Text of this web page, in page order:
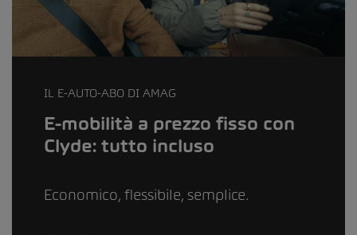
IL E-AUTO-ABO DI AMAG
E-mobilità a prezzo fisso con
Clyde: tutto incluso
Economico, flessibile, semplice.